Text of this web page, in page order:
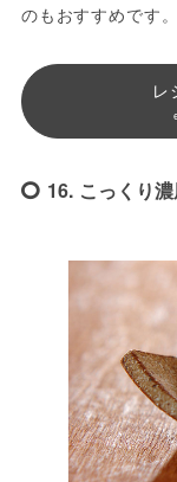
のもおすすめです。
レ
16. こっくり